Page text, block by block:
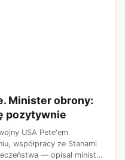
Minister obrony:
pozytywnie
USA Pete'em
współpracy ze Stanami
— opisał minister